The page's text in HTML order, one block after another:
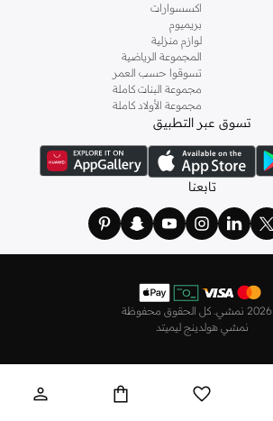
اكسسوارات
بريميوم
لوازم منزلية
المجموعة الرياضية
تسوقوا حسب العمر
مجموعة البنات كاملة
مجموعة الأولاد كاملة
تسوق عبر التطبيق
تابعنا
2026 نمشي. كل الحقوق محفوظة
نمشي هولدينج ليميتد